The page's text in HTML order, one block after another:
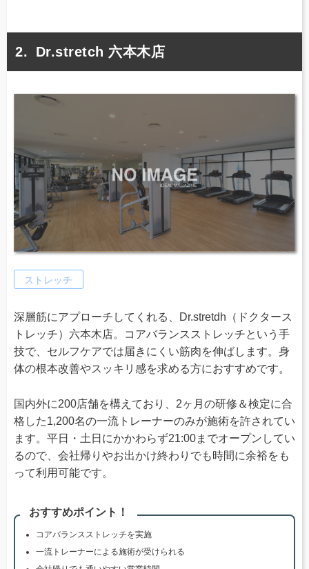
Dr.stretch 六本木店
ストレッチ
深層筋にアプローチしてくれる、Dr.stretdh（ドクタース
トレッチ）六本木店。コアバランスストレッチという手
技で、セルフケアでは届きにくい筋肉を伸ばします。身
体の根本改善やスッキリ感を求める方におすすめです。
国内外に200店舗を構えており、2ヶ月の研修＆検定に合
格した1,200名の一流トレーナーのみが施術を許されてい
ます。平日・土日にかかわらず21:00までオープンしてい
るので、会社帰りやお出かけ終わりでも時間に余裕をも
って利用可能です。
おすすめポイント！
コアバランスストレッチを実施
一流トレーナーによる施術が受けられる